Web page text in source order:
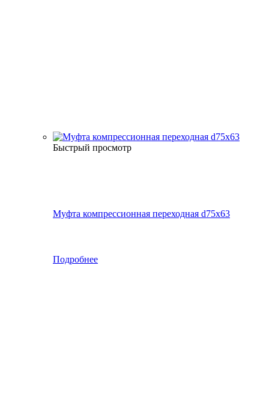
Быстрый просмотр
Муфта компрессионная переходная d75х63
Подробнее